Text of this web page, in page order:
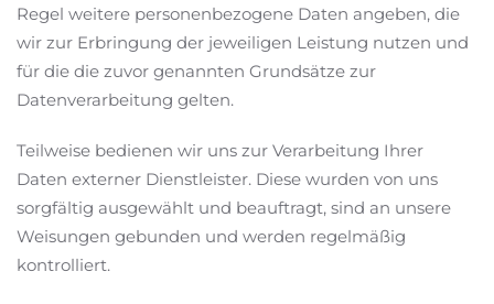
Regel weitere personenbezogene Daten angeben, die
wir zur Erbringung der jeweiligen Leistung nutzen und
für die die zuvor genannten Grundsätze zur
Datenverarbeitung gelten.
Teilweise bedienen wir uns zur Verarbeitung Ihrer
Daten externer Dienstleister. Diese wurden von uns
sorgfältig ausgewählt und beauftragt, sind an unsere
Weisungen gebunden und werden regelmäßig
kontrolliert.